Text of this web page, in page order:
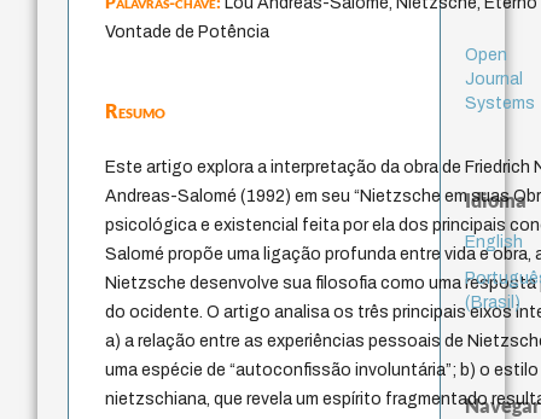
Vontade de Potência
Resumo
Este artigo explora a interpretação da obra de Friedrich
Andreas-Salomé (1992) em seu “Nietzsche em suas
psicológica e existencial feita por ela dos principais
Salomé propõe uma ligação profunda entre vida e obra,
Nietzsche desenvolve sua filosofia como uma
do ocidente. O artigo analisa os três principais eixos
a) a relação entre as experiências pessoais de
uma espécie de “autoconfissão involuntária”; b) o
nietzschiana, que revela um espírito fragmentado
Open
Journal
Systems
Idioma
English
(Brasil)
Navegar